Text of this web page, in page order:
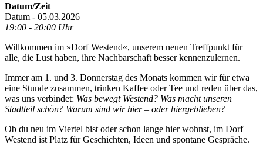
Datum/Zeit
Datum - 05.03.2026
19:00 - 20:00 Uhr
Willkommen im »Dorf Westend«, unserem neuen Treffpunkt für
alle, die Lust haben, ihre Nachbarschaft besser kennenzulernen.
Immer am 1. und 3. Donnerstag des Monats kommen wir für etwa
eine Stunde zusammen, trinken Kaffee oder Tee und reden über das,
was uns verbindet: Was bewegt Westend? Was macht unseren
Stadtteil schön? Warum sind wir hier – oder hiergeblieben?
Ob du neu im Viertel bist oder schon lange hier wohnst, im Dorf
Westend ist Platz für Geschichten, Ideen und spontane Gespräche.